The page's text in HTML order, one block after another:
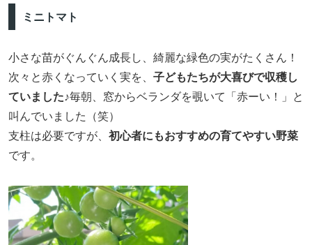
ミニトマト
小さな苗がぐんぐん成長し、綺麗な緑色の実がたくさん！
次々と赤くなっていく実を、 子どもたちが大喜びで収穫し
ていました♪毎朝、窓からベランダを覗いて「赤ーい！」と
叫んでいました（笑）
支柱は必要ですが、 初心者にもおすすめの育てやすい野菜
です。